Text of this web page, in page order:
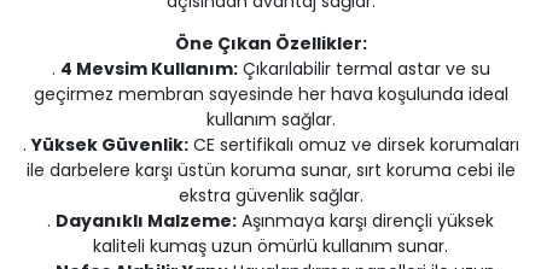
Öne Çıkan Özellikler:
. 4 Mevsim Kullanım:Çıkarılabilir termal astar ve su
geçirmez membran sayesinde her hava koşulunda ideal
kullanım sağlar.
.Yüksek Güvenlik:CE sertifikalı omuz ve dirsek korumaları
ile darbelere karşı üstün koruma sunar, sırt koruma cebi ile
ekstra güvenlik sağlar.
. Dayanıklı Malzeme: Aşınmaya karşı dirençli yüksek
kaliteli kumaş uzun ömürlü kullanım sunar.